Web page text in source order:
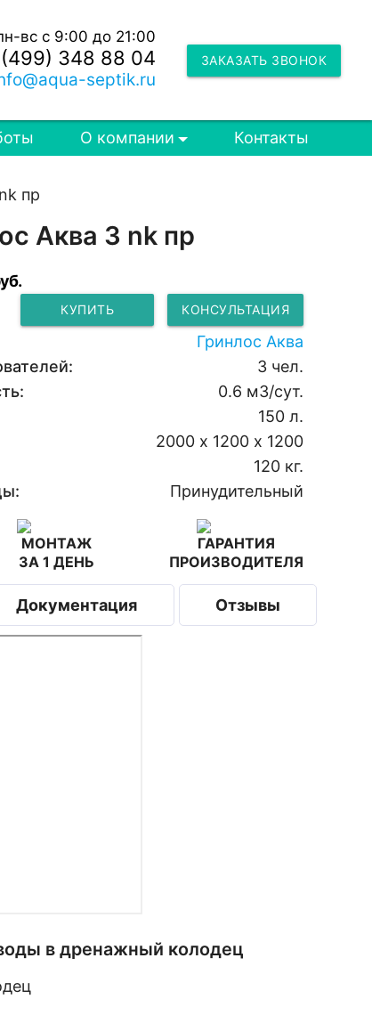
ЗАКАЗАТЬ ЗВОНОК
вс с 9:00 до 21:00
348 88 04
septik.ru
О компании Контакты
пр
Аква 3 nk пр
КУПИТЬ КОНСУЛЬТАЦИЯ
Гринлос Аква
3 чел.
0.6 м3/сут.
150 л.
2000 х 1200 х 1200
120 кг.
Принудительный
МОНТАЖ
ЗА 1 ДЕНЬ
ГАРАНТИЯ
ПРОИЗВОДИТЕЛЯ
Документация Отзывы
в дренажный колодец